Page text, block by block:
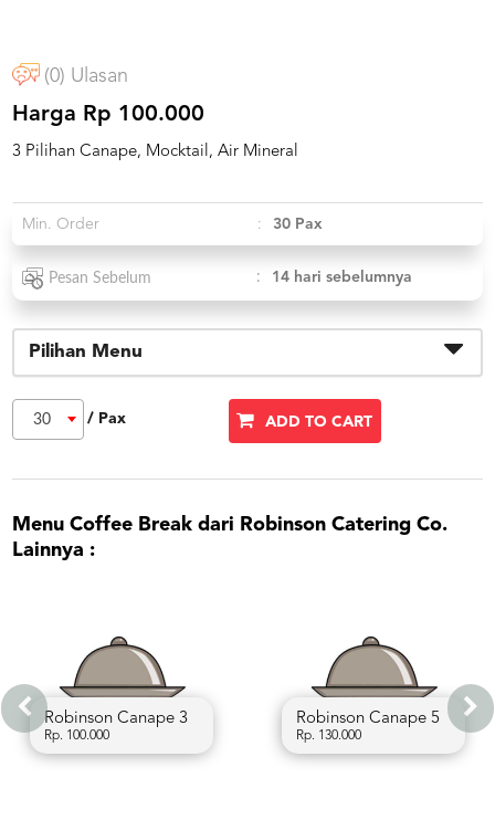
021
5091
3494
LOGIN
DAFTAR
(0) Ulasan
Harga Rp 100.000
3 Pilihan Canape, Mocktail, Air Mineral
Min. Order : 30 Pax
Pesan Sebelum : 14 hari sebelumnya
Pilihan Menu
30 / Pax ADD TO CART
Menu Coffee Break dari Robinson Catering Co.
Lainnya :
Robinson Canape 3
Rp. 100.000
Robinson Canape 5
Rp. 130.000